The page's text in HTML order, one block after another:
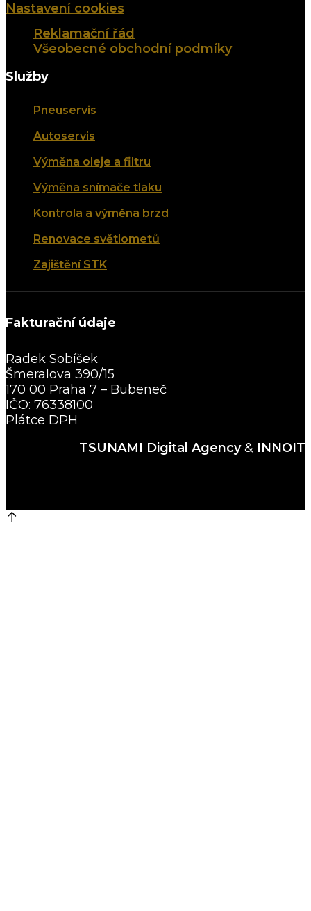
Nastavení cookies
Reklamační řád
Všeobecné obchodní podmíky
Služby
Pneuservis
Autoservis
Výměna oleje a filtru
Výměna snímače tlaku
Kontrola a výměna brzd
Renovace světlometů
Zajištění STK
Fakturační údaje
Radek Sobíšek
Šmeralova 390/15
170 00 Praha 7 – Bubeneč
IČO: 76338100
Plátce DPH
TSUNAMI Digital Agency& INNOIT